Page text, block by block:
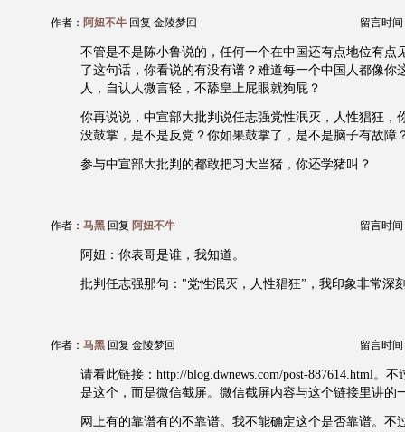
作者： 阿妞不牛 回复 金陵梦回 留言时间
不管是不是陈小鲁说的，任何一个在中国还有点地位有点
了这句话，你看说的有没有谱？难道每一个中国人都像你
人，自认人微言轻，不舔皇上屁眼就狗屁？
你再说说，中宣部大批判说任志强党性泯灭，人性猖狂，
没鼓掌，是不是反党？你如果鼓掌了，是不是脑子有故障
参与中宣部大批判的都敢把习大当猪，你还学猪叫？
作者： 马黑 回复 阿妞不牛 留言时间
阿妞：你表哥是谁，我知道。
批判任志强那句："党性泯灭，人性猖狂”，我印象非常深
作者： 马黑 回复 金陵梦回 留言时间
请看此链接：http://blog.dwnews.com/post-887614.html。
是这个，而是微信截屏。微信截屏内容与这个链接里讲的
网上有的靠谱有的不靠谱。我不能确定这个是否靠谱。不